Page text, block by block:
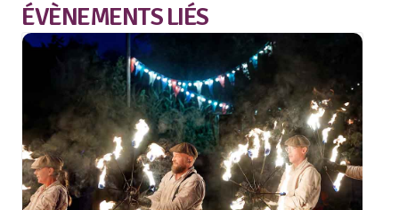
ÉVÈNEMENTS LIÉS